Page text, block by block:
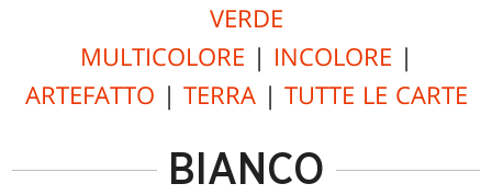
VERDE
MULTICOLORE | INCOLORE |
ARTEFATTO | TERRA| TUTTE LE CARTE
BIANCO